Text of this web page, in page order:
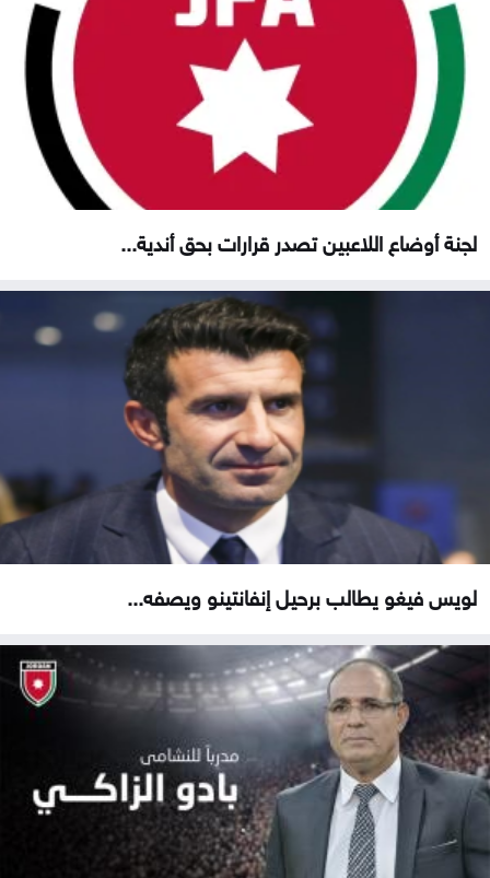
لجنة أوضاع اللاعبين تصدر قرارات بحق أندية...
لويس فيغو يطالب برحيل إنفانتينو ويصفه...